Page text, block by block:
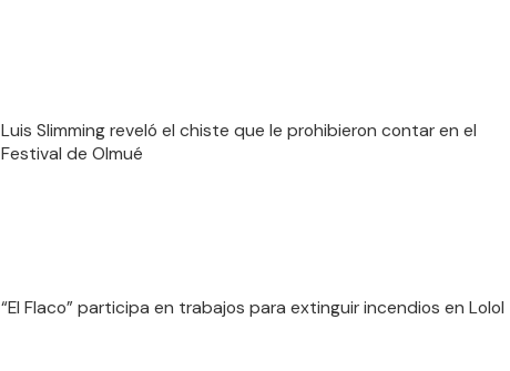
Luis Slimming reveló el chiste que le prohibieron contar en el
Festival de Olmué
“El Flaco” participa en trabajos para extinguir incendios en Lolol